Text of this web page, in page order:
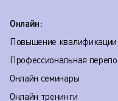
Онлайн:
Повышение квалификации
Профессиональная
Онлайн семинары
Онлайн тренинги